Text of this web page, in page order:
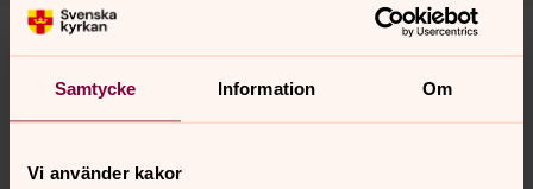
Samtycke Information Om
Vi använder kakor
Herrfrukost
Onsdagar, månadsvis kl. 9.00
Välkommen till en stunds enkel gemenskap för män som